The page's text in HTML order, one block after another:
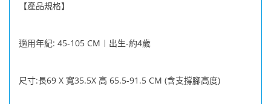
【產品規格】
適用年紀: 45-105 CM ︱出生-約4歲
尺寸:長69 X 寬35.5X 高 65.5-91.5 CM (含支撐腳高度)